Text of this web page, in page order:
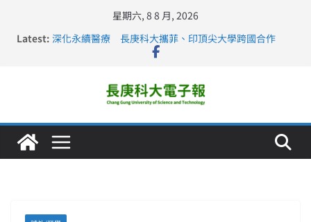
星期六, 8 8 月, 2026
Latest: 深化永續醫療 長庚科大攜菲、印頂尖大學跨國合作
長庚科大訪凱瑟醫療集團、美容學校收穫豐
仁德醫專與長庚科大締結策略聯盟 培育護理尖兵
長庚科大連四年穩居《遠見》醫學大學第5名 辦學實力再